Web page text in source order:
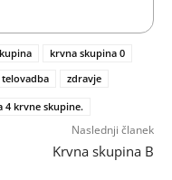
krvna skupina 0
telovadba zdravje
4 krvne skupine.
Naslednji članek
Krvna skupina B